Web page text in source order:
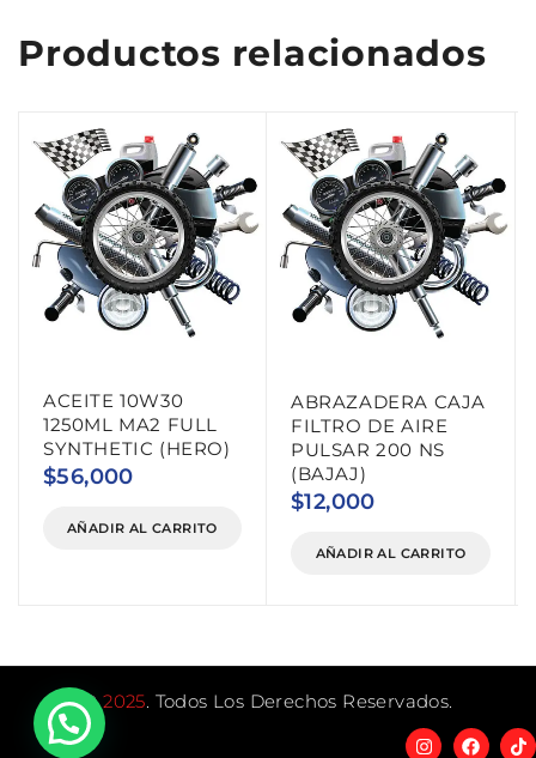
Productos relacionados
ACEITE 10W30
1250ML MA2 FULL
SYNTHETIC (HERO)
$56,000
AÑADIR AL CARRITO
ABRAZADERA CAJA
FILTRO DE AIRE
PULSAR 200 NS
(BAJAJ)
$12,000
AÑADIR AL CARRITO
©2025. Todos Los Derechos Reservados.